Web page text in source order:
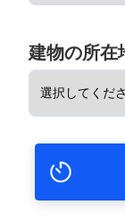
建物の所在